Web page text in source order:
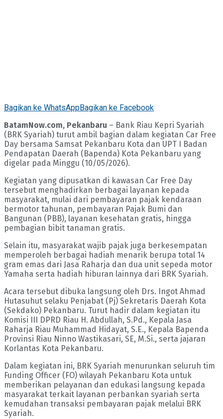
Bagikan ke WhatsAppBagikan ke Facebook
BatamNow.com, Pekanbaru – Bank Riau Kepri Syariah
(BRK Syariah) turut ambil bagian dalam kegiatan Car Free
Day bersama Samsat Pekanbaru Kota dan UPT I Badan
Pendapatan Daerah (Bapenda) Kota Pekanbaru yang
digelar pada Minggu (10/05/2026).
Kegiatan yang dipusatkan di kawasan Car Free Day
tersebut menghadirkan berbagai layanan kepada
masyarakat, mulai dari pembayaran pajak kendaraan
bermotor tahunan, pembayaran Pajak Bumi dan
Bangunan (PBB), layanan kesehatan gratis, hingga
pembagian bibit tanaman gratis.
Selain itu, masyarakat wajib pajak juga berkesempatan
memperoleh berbagai hadiah menarik berupa total 14
gram emas dari Jasa Raharja dan dua unit sepeda motor
Yamaha serta hadiah hiburan lainnya dari BRK Syariah.
Acara tersebut dibuka langsung oleh Drs. Ingot Ahmad
Hutasuhut selaku Penjabat (Pj) Sekretaris Daerah Kota
(Sekdako) Pekanbaru. Turut hadir dalam kegiatan itu
Komisi III DPRD Riau H. Abdullah, S.Pd., Kepala Jasa
Raharja Riau Muhammad Hidayat, S.E., Kepala Bapenda
Provinsi Riau Ninno Wastikasari, SE, M.Si., serta jajaran
Korlantas Kota Pekanbaru.
Dalam kegiatan ini, BRK Syariah menurunkan seluruh tim
Funding Officer (FO) wilayah Pekanbaru Kota untuk
memberikan pelayanan dan edukasi langsung kepada
masyarakat terkait layanan perbankan syariah serta
kemudahan transaksi pembayaran pajak melalui BRK
Syariah.